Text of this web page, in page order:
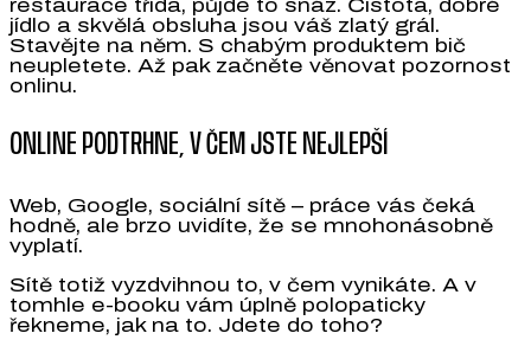
restaurace třída, půjde to snáz. Čistota, dobré
jídlo a skvělá obsluha jsou váš zlatý grál.
Stavějte na něm. S chabým produktem bič
neupletete. Až pak začněte věnovat pozornost
onlinu.
ONLINE PODTRHNE, V ČEM JSTE NEJLEPŠÍ
Web, Google, sociální sítě – práce vás čeká
hodně, ale brzo uvidíte, že se mnohonásobně
vyplatí.
Sítě totiž vyzdvihnou to, v čem vynikáte. A v
tomhle e-booku vám úplně polopaticky
řekneme, jak na to. Jdete do toho?